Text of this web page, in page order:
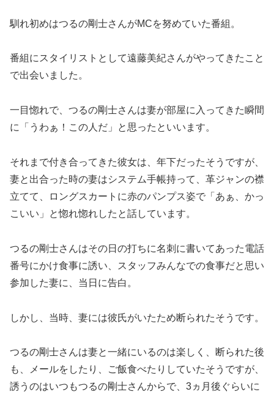
馴れ初めはつるの剛士さんがMCを努めていた番組。
番組にスタイリストとして遠藤美紀さんがやってきたこと
で出会いました。
一目惚れで、つるの剛士さんは妻が部屋に入ってきた瞬間
に「うわぁ！この人だ」と思ったといいます。
それまで付き合ってきた彼女は、年下だったそうですが、
妻と出合った時の妻はシステム手帳持って、革ジャンの襟
立てて、ロングスカートに赤のパンプス姿で「あぁ、かっ
こいい」と惚れ惚れしたと話しています。
つるの剛士さんはその日の打ちに名刺に書いてあった電話
番号にかけ食事に誘い、スタッフみんなでの食事だと思い
参加した妻に、当日に告白。
しかし、当時、妻には彼氏がいたため断られたそうです。
つるの剛士さんは妻と一緒にいるのは楽しく、断られた後
も、メールをしたり、ご飯食べたりしていたそうですが、
誘うのはいつもつるの剛士さんからで、3ヵ月後ぐらいに